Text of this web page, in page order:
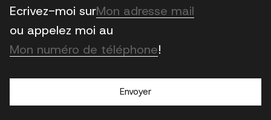
Ecrivez-moi surE-
mail
ou appelez moi au
Téléphone
!